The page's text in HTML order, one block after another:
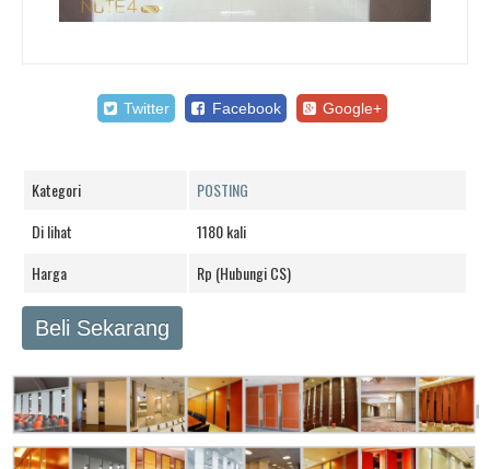
Twitter Facebook Google+
Kategori
POSTING
Di lihat
1180 kali
Harga
Rp (Hubungi CS)
Beli Sekarang